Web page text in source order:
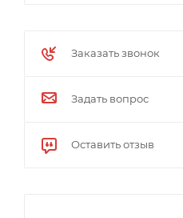
Заказать звонок
Задать вопрос
Оставить отзыв